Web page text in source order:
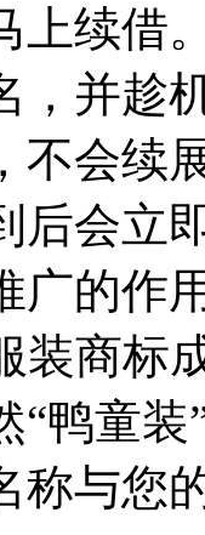
上续借
，并趁
不会续
后会立
广的作
装商标
“鸭童
称与您